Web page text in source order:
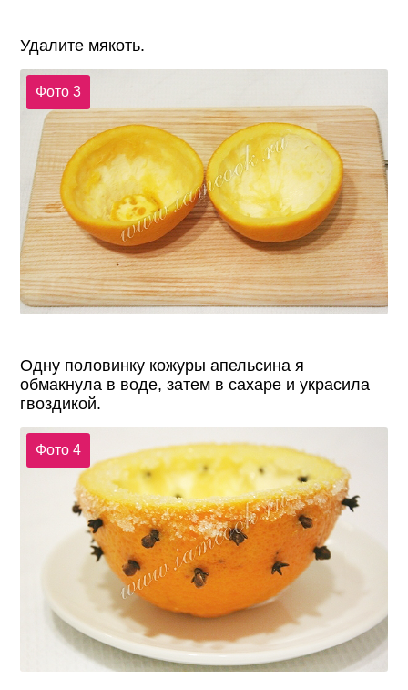
Удалите мякоть.
Фото 3
Одну половинку кожуры апельсина я
обмакнула в воде, затем в сахаре и украсила
гвоздикой.
Фото 4